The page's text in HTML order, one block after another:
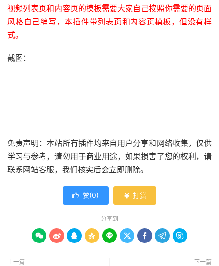
视频列表页和内容页的模板需要大家自己按照你需要的页面
风格自己编写，本插件带列表页和内容页模板，但没有样
式。
截图：
免责声明：本站所有插件均来自用户分享和网络收集，仅供
学习与参考，请勿用于商业用途，如果损害了您的权利，请
联系网站客服，我们核实后会立即删除。
 赞(0)  打赏
分享到
        
上一篇 下一篇